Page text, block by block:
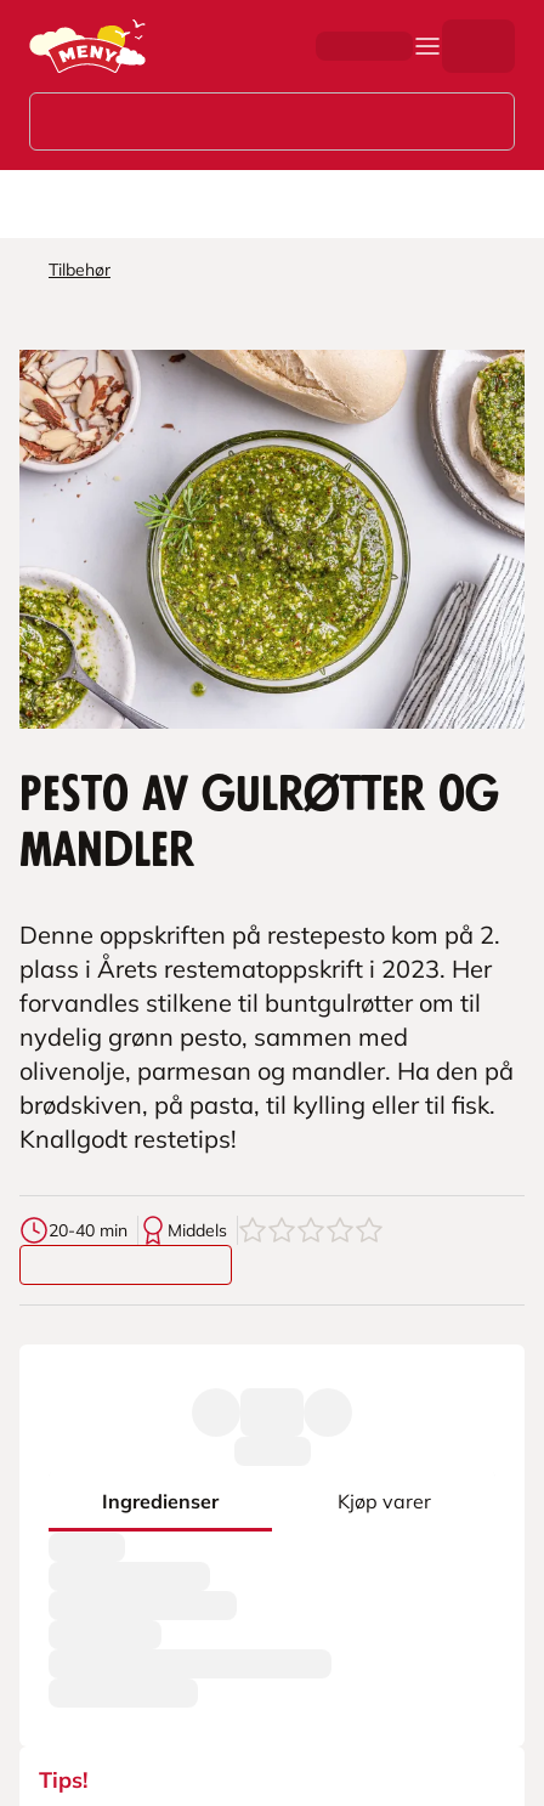
Hopp til hovedinnhold
Tilbehør
Pesto av gulrøtter og
mandler
Denne oppskriften på restepesto kom på 2.
plass i Årets restematoppskrift i 2023. Her
forvandles stilkene til buntgulrøtter om til
nydelig grønn pesto, sammen med
olivenolje, parmesan og mandler. Ha den på
brødskiven, på pasta, til kylling eller til fisk.
Knallgodt restetips!
20-40 min Middels 0av5stjerner
Ingredienser Kjøp varer
Tips!